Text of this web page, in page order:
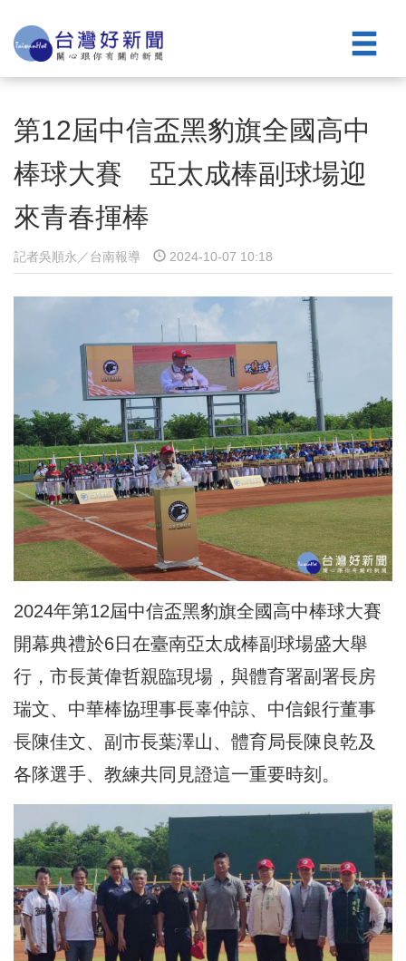
第12屆中信盃黑豹旗全國高中
棒球大賽 亞太成棒副球場迎
來青春揮棒
記者吳順永／台南報導 2024-10-07 10:18
2024年第12屆中信盃黑豹旗全國高中棒球大賽
開幕典禮於6日在臺南亞太成棒副球場盛大舉
行，市長黃偉哲親臨現場，與體育署副署長房
瑞文、中華棒協理事長辜仲諒、中信銀行董事
長陳佳文、副市長葉澤山、體育局長陳良乾及
各隊選手、教練共同見證這一重要時刻。